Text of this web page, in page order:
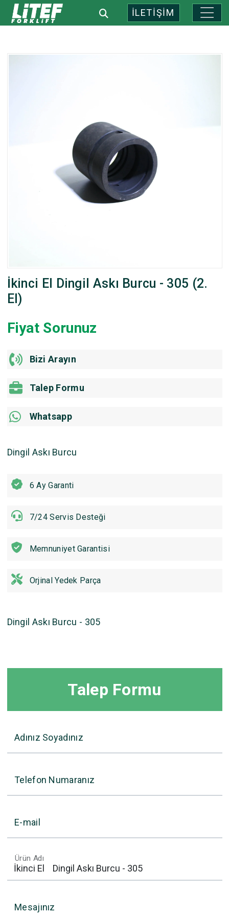
İLETİŞİM
İkinci El Dingil Askı Burcu - 305 (2.
El)
Fiyat Sorunuz
Bizi Arayın
Talep Formu
Whatsapp
Dingil Askı Burcu
6 Ay Garanti
7/24 Servis Desteği
Memnuniyet Garantisi
Orjinal Yedek Parça
Dingil Askı Burcu - 305
Talep Formu
Adınız Soyadınız
Telefon Numaranız
E-mail
Ürün Adı
Mesajınız